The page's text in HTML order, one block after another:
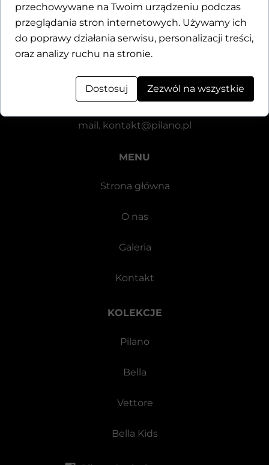
KOLEKCJE
Pilano
Bella
Vettore
Bella Kids
MENU
Strona główna
O nas
Galeria
Kontakt
Dane kontaktowe
Motylewska 24
tel.+48 571 521 126
mail. kontakt@pilano.pl
przechowywane na Twoim urządzeniu podczas
przeglądania stron internetowych. Używamy ich
do poprawy działania serwisu, personalizacji treści,
oraz analizy ruchu na stronie.
Dostosuj Zezwól na wszystkie